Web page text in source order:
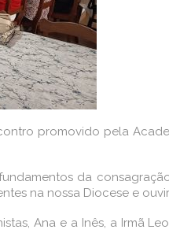
promovido pela
da
na nossa Diocese e
Ana e a Inês, a Irmã